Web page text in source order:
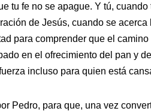
tu fe no se apague. Y tú,
de Jesús, cuando se
para comprender que el
en el ofrecimiento del pan y
incluso para quien está
Pedro, para que, una vez